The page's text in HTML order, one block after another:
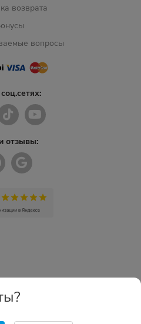
возврата
вопросы
отзывы: